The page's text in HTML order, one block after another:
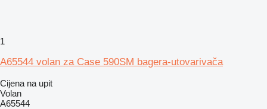
1
A65544 volan za Case 590SM bagera-utovarivača
Cijena na upit
Volan
A65544